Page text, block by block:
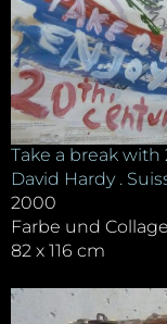
Take a break
David Hardy .
2000
Farbe und
82 x 116 cm